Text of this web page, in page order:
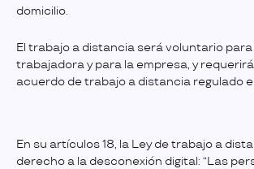
domicilio.
El trabajo a distancia será voluntario
trabajadora y para la empresa, y
acuerdo de trabajo a distancia regulado
En su artículos 18, la Ley de trabajo a
derecho a la desconexión digital: “Las